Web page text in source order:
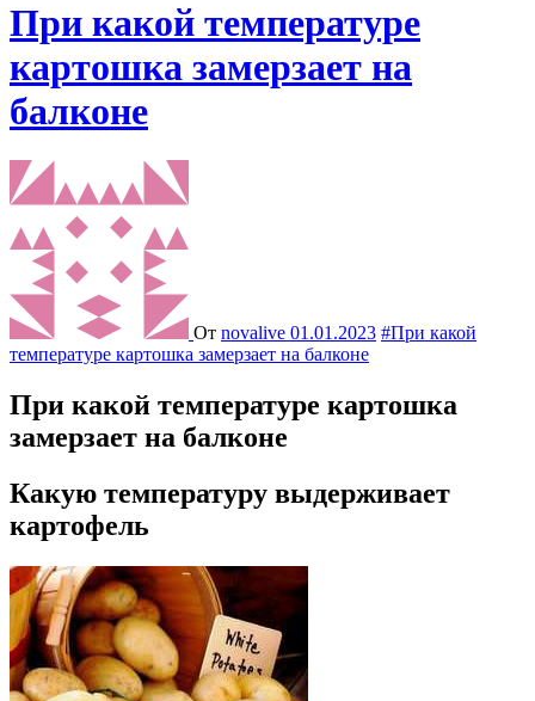
При какой температуре
картошка замерзает на
балконе
От novalive 01.01.2023 #При какой
температуре картошка замерзает на балконе
При какой температуре картошка
замерзает на балконе
Какую температуру выдерживает
картофель